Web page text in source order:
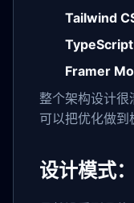
Tailwind
TypeScript
Framer
整个架构设计
可以把优化做
设计模式